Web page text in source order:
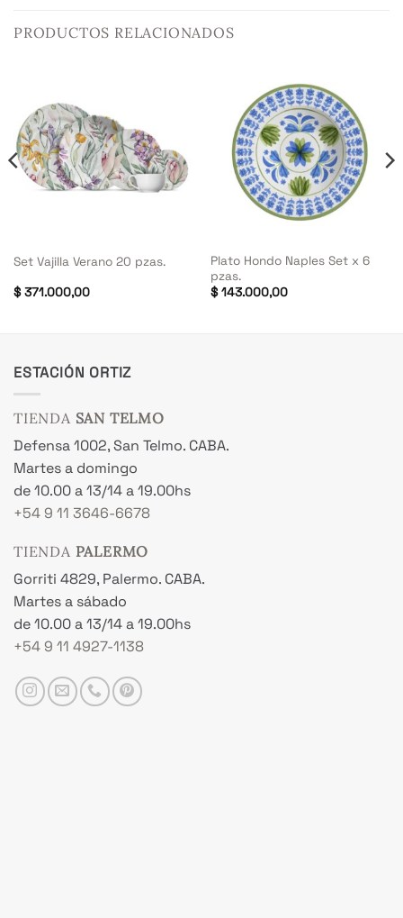
PRODUCTOS RELACIONADOS
Set Vajilla Verano 20 pzas.
$371.000,00
Plato Hondo Naples Set x 6
pzas.
$143.000,00
ESTACIÓN ORTIZ
TIENDA SAN TELMO
Defensa 1002, San Telmo. CABA.
Martes a domingo
de 10.00 a 13/14 a 19.00hs
+54 9 11 3646-6678
TIENDA PALERMO
Gorriti 4829, Palermo. CABA.
Martes a sábado
de 10.00 a 13/14 a 19.00hs
+54 9 11 4927-1138